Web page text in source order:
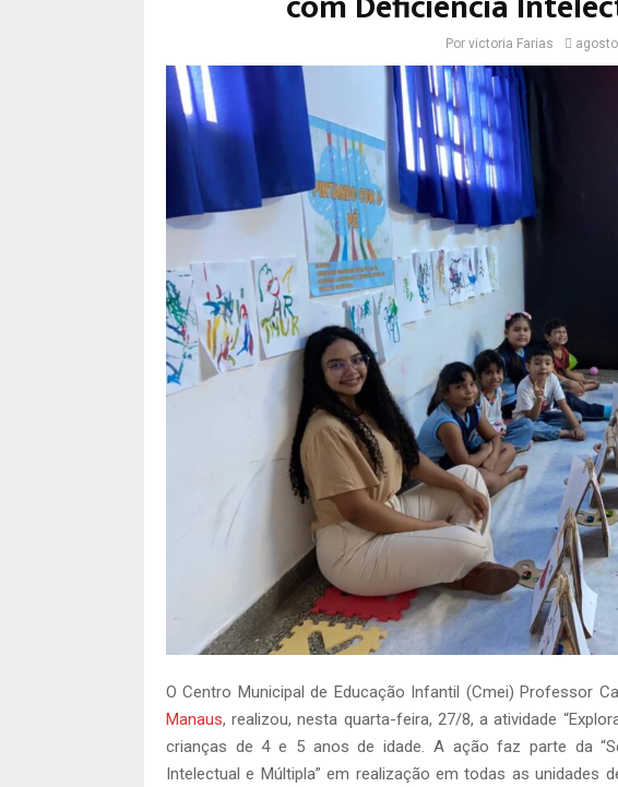
Por victoria Farias
O Centro Municipal de Educação Infantil (Cmei) Professor
Manaus, realizou, nesta quarta-feira, 27/8, a atividade
crianças de 4 e 5 anos de idade. A ação faz parte da
Intelectual e Múltipla” em realização em todas as unidades